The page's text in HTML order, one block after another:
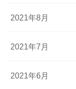
2021年8月
2021年7月
2021年6月